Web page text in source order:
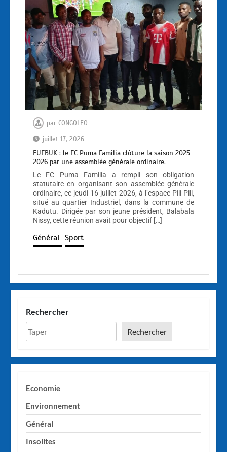
par CONGOLEO
juillet 17, 2026
EUFBUK : le FC Puma Familia clôture la saison 2025-
2026 par une assemblée générale ordinaire.
Le FC Puma Familia a rempli son obligation
statutaire en organisant son assemblée générale
ordinaire, ce jeudi 16 juillet 2026, à l’espace Pili Pili,
situé au quartier Industriel, dans la commune de
Kadutu. Dirigée par son jeune président, Balabala
Nissy, cette réunion avait pour objectif […]
Général Sport
Rechercher
Rechercher
Economie
Environnement
Général
Insolites